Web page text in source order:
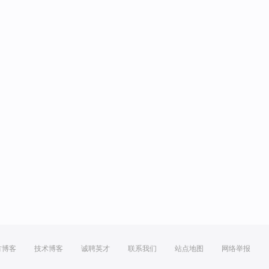
博客 技术博客 诚聘英才 联系我们 站点地图 网络举报